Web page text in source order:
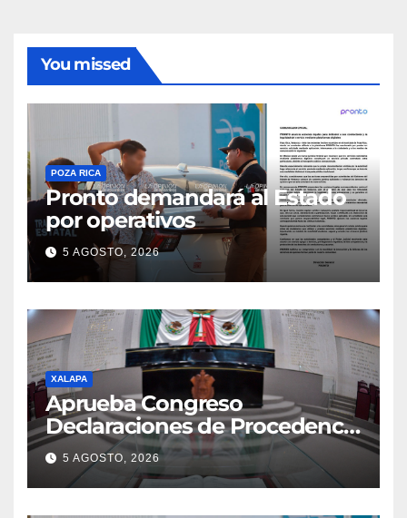
You missed
POZA RICA
Pronto demandará al Estado
por operativos
5 AGOSTO, 2026
XALAPA
Aprueba Congreso
Declaraciones de Procedencia
en contra de dos munícipes
5 AGOSTO, 2026